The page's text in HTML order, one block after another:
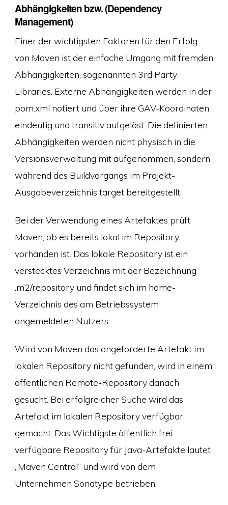
Abhängigkeiten bzw. (Dependency
Management)
Einer der wichtigsten Faktoren für den Erfolg
von Maven ist der einfache Umgang mit fremden
Abhängigkeiten, sogenannten 3rd Party
Libraries. Externe Abhängigkeiten werden in der
pom.xml notiert und über ihre GAV-Koordinaten
eindeutig und transitiv aufgelöst. Die definierten
Abhängigkeiten werden nicht physisch in die
Versionsverwaltung mit aufgenommen, sondern
während des Buildvorgangs im Projekt-
Ausgabeverzeichnis target bereitgestellt.
Bei der Verwendung eines Artefaktes prüft
Maven, ob es bereits lokal im Repository
vorhanden ist. Das lokale Repository ist ein
verstecktes Verzeichnis mit der Bezeichnung
.m2/repository und findet sich im home-
Verzeichnis des am Betriebssystem
angemeldeten Nutzers.
Wird von Maven das angeforderte Artefakt im
lokalen Repository nicht gefunden, wird in einem
öffentlichen Remote-Repository danach
gesucht. Bei erfolgreicher Suche wird das
Artefakt im lokalen Repository verfügbar
gemacht. Das Wichtigste öffentlich frei
verfügbare Repository für Java-Artefakte lautet
„Maven Central“ und wird von dem
Unternehmen Sonatype betrieben.